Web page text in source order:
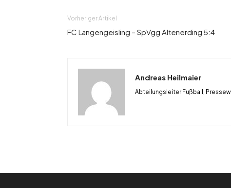
Vorheriger Artikel
FC Langengeisling – SpVgg Altenerding 5:4
Andreas Heilmaier
Abteilungsleiter Fußball,